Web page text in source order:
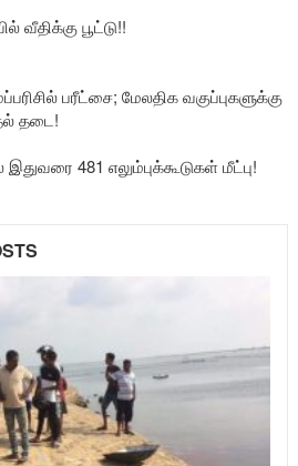
வீதிக்கு பூட்டு!!
பரீட்சை; மேலதிக வகுப்புகளுக்கு
தடை!
481 எலும்புக்கூடுகள் மீட்பு!